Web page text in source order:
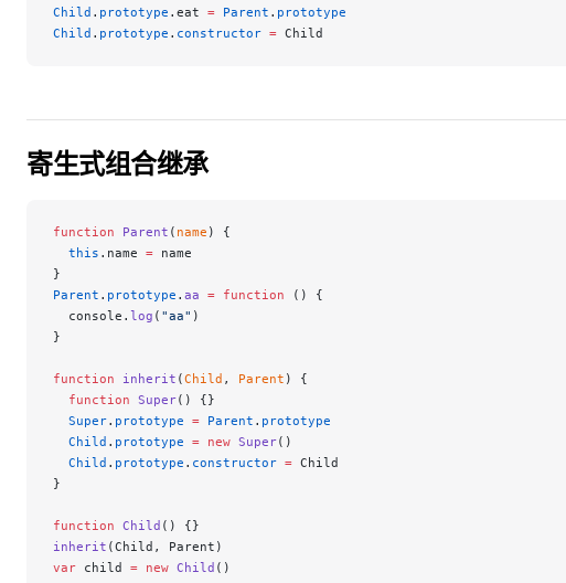
Child . prototype .eat = Parent . prototype
Child . prototype . constructor = Child
寄生式组合继承
function Parent ( name ) {
  this
.name = name
}
Parent . prototype . aa = function () {
  console.
log ( "aa" )
}
function inherit (Child , Parent ) {
  function
Super() {}
  Super
. prototype = Parent . prototype
  Child
. prototype = new Super()
  Child
. prototype . constructor = Child
}
function Child () {}
inherit (Child, Parent)
var child = new Child ()